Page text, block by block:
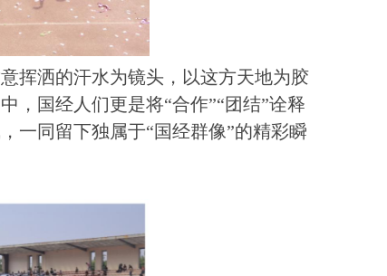
挥洒的汗水为镜头，以这方天地为胶
，国经人们更是将“合作”“团结”诠释
一同留下独属于“国经群像”的精彩瞬